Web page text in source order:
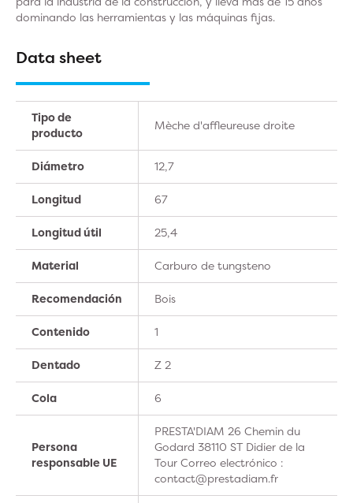
dominando las herramientas y las máquinas fijas.
Data sheet
Tipo de
producto
Mèche d'affleureuse droite
Diámetro 12,7
Longitud 67
Longitud útil 25,4
Material Carburo de tungsteno
Recomendación Bois
Contenido 1
Dentado Z 2
Cola 6
Persona
responsable UE
PRESTA'DIAM 26 Chemin du
Godard 38110 ST Didier de la
Tour Correo electrónico :
contact@prestadiam.fr